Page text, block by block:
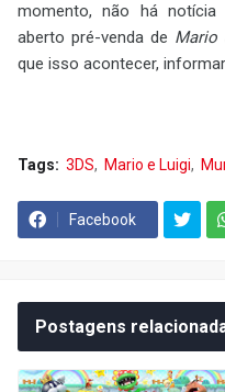
momento, não há notícia
aberto pré-venda de Mario
que isso acontecer,
Tags: 3DS Mario e Luigi
Facebook
Postagens